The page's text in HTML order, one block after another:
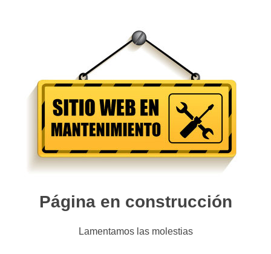
Página en construcción
Lamentamos las molestias